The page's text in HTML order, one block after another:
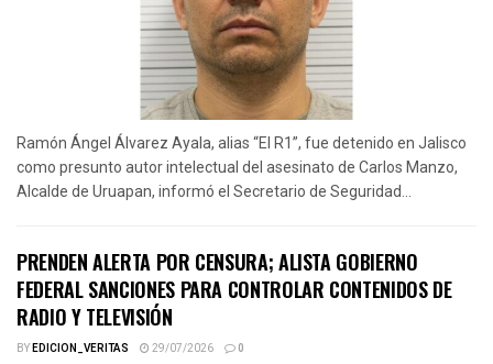
Ramón Ángel Álvarez Ayala, alias “El R1”, fue detenido en Jalisco
como presunto autor intelectual del asesinato de Carlos Manzo,
Alcalde de Uruapan, informó el Secretario de Seguridad...
PRENDEN ALERTA POR CENSURA; ALISTA GOBIERNO
FEDERAL SANCIONES PARA CONTROLAR CONTENIDOS DE
RADIO Y TELEVISIÓN
BYEDICION_VERITAS 29/07/2026 0